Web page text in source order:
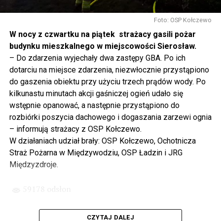
Gdyby nie determinacja rządu Prawa i Sprawiedliwości,
to tunel pod Świną do dzisiaj byłby w sferze
projektowania i dyskusji. Ważny tutaj był wkład
samorządu, ale to rząd PiS podjął w tej sprawie
najważniejsze decyzje. Powstał dzięki ogromnej
determinacji rządu najpierw Pani Premier Beaty Szydło,
a następnie Pana Premiera Mateusza Morawieckiego.
Chciałbym podziękować Panu Premierowi za to jak
osobiście pilnował powstania tej inwestycji. Cieszymy
się, że turyści również korzystają z tunelu, cieszymy się,
że wśród tych 4 milionów samochodów, które
przejechały już otwartym tunelem w Świnoujściu,
przyjechało tutaj do nas tak wielu turystów z zagranicy
– powiedział Wiceprezes PiS Joachim Brudziński w
zainwestowano ogromne pieniądze w modernizację
Foto: OSP Kołczewo
W nocy z czwartku na piątek strażacy gasili pożar
budynku mieszkalnego w miejscowości Sierosław.
– Do zdarzenia wyjechały dwa zastępy GBA. Po ich
dotarciu na miejsce zdarzenia, niezwłocznie przystąpiono
do gaszenia obiektu przy użyciu trzech prądów wody. Po
kilkunastu minutach akcji gaśniczej ogień udało się
wstępnie opanować, a następnie przystąpiono do
rozbiórki poszycia dachowego i dogaszania zarzewi ognia
– informują strażacy z OSP Kołczewo.
W działaniach udział brały: OSP Kołczewo, Ochotnicza
Straż Pożarna w Międzywodziu, OSP Ładzin i JRG
Międzyzdroje.
CZYTAJ DALEJ